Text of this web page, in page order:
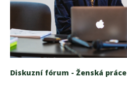
Diskuzní fórum - Ženská práce